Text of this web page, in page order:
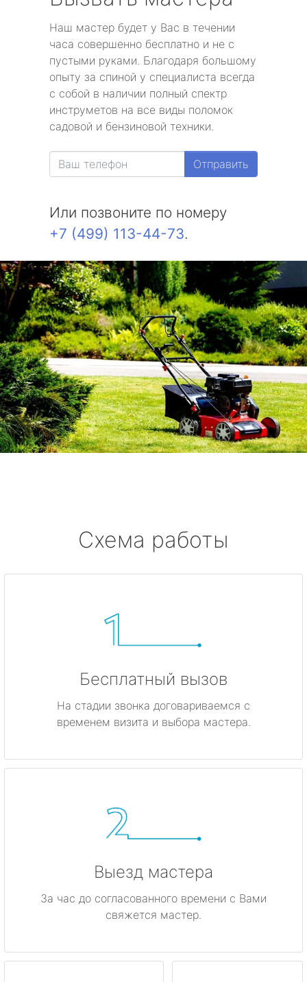
Наш мастер будет у Вас в течении
часа совершенно бесплатно и не с
пустыми руками. Благодаря большому
опыту за спиной у специалиста всегда
с собой в наличии полный спектр
инструметов на все виды поломок
садовой и бензиновой техники.
Отправить
Или позвоните по номеру
+7 (499) 113-44-73.
Схема работы
Бесплатный вызов
На стадии звонка договариваемся с
временем визита и выбора мастера.
Выезд мастера
За час до согласованного времени с Вами
свяжется мастер.